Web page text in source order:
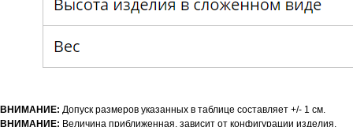
ВНИМАНИЕ: Допуск размеров указанных в таблице составляет +/- 1 см.
ВНИМАНИЕ: Величина приближенная, зависит от конфигурации изделия.